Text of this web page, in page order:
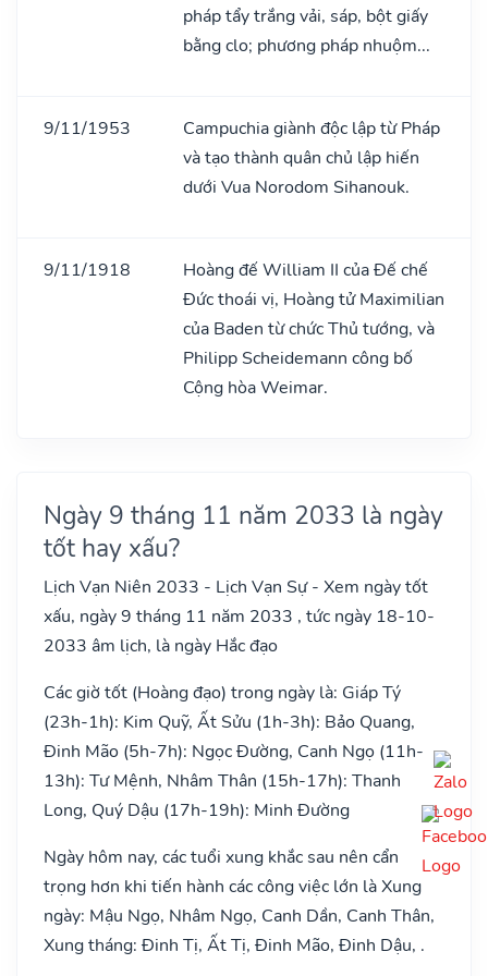
pháp tẩy trắng vải, sáp, bột giấy
bằng clo; phương pháp nhuộm...
9/11/1953
Campuchia giành độc lập từ Pháp
và tạo thành quân chủ lập hiến
dưới Vua Norodom Sihanouk.
9/11/1918
Hoàng đế William II của Đế chế
Đức thoái vị, Hoàng tử Maximilian
của Baden từ chức Thủ tướng, và
Philipp Scheidemann công bố
Cộng hòa Weimar.
Ngày 9 tháng 11 năm 2033 là ngày
tốt hay xấu?
Lịch Vạn Niên 2033 - Lịch Vạn Sự - Xem ngày tốt
xấu, ngày 9 tháng 11 năm 2033 , tức ngày 18-10-
2033 âm lịch, là ngày Hắc đạo
Các giờ tốt (Hoàng đạo) trong ngày là: Giáp Tý
(23h-1h): Kim Quỹ, Ất Sửu (1h-3h): Bảo Quang,
Đinh Mão (5h-7h): Ngọc Đường, Canh Ngọ (11h-
13h): Tư Mệnh, Nhâm Thân (15h-17h): Thanh
Long, Quý Dậu (17h-19h): Minh Đường
Ngày hôm nay, các tuổi xung khắc sau nên cẩn
trọng hơn khi tiến hành các công việc lớn là Xung
ngày: Mậu Ngọ, Nhâm Ngọ, Canh Dần, Canh Thân,
Xung tháng: Đinh Tị, Ất Tị, Đinh Mão, Đinh Dậu, .